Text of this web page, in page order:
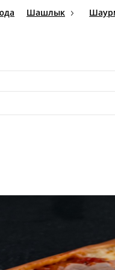
блюда Шашлык